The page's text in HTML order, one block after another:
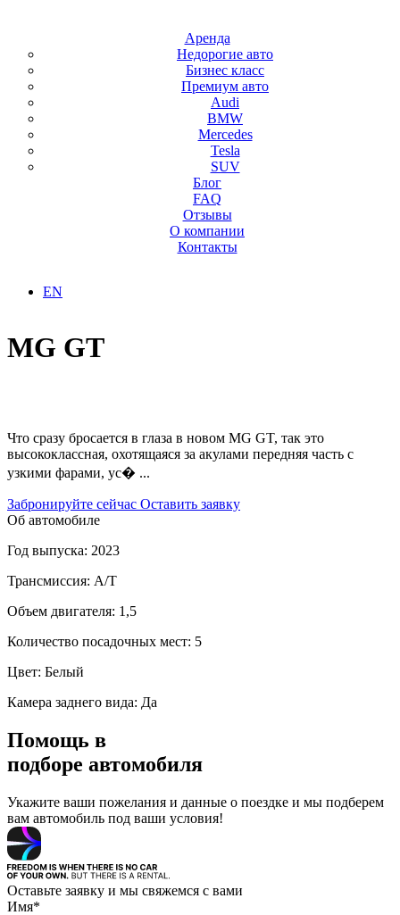
Аренда
Недорогие авто
Бизнес класс
Премиум авто
Audi
BMW
Mercedes
Tesla
SUV
Блог
FAQ
Отзывы
О компании
Контакты
EN
MG GT
Что сразу бросается в глаза в новом MG GT, так это
высококлассная, охотящаяся за акулами передняя часть с
узкими фарами, ус� ...
Забронируйте сейчас Оставить заявку
Об автомобиле
Год выпуска: 2023
Трансмиссия: A/T
Объем двигателя: 1,5
Количество посадочных мест: 5
Цвет: Белый
Камера заднего вида: Да
Помощь в
подборе автомобиля
Укажите ваши пожелания и данные о поездке и мы подберем
вам автомобиль под ваши условия!
Оставьте заявку и мы свяжемся с вами
Имя*